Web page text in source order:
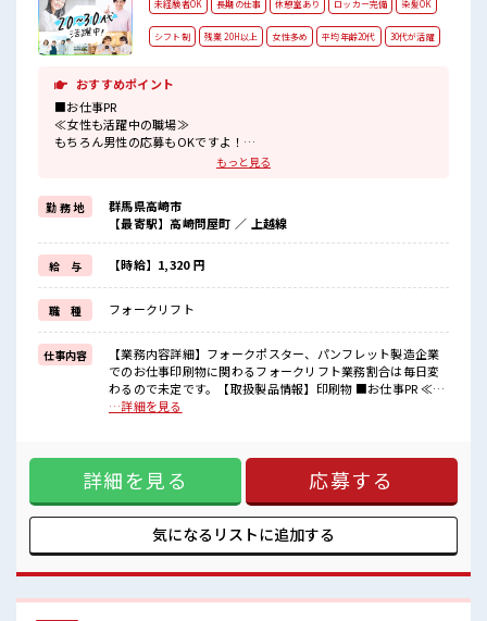
未経験者OK 長期の仕事 休憩室あり ロッカー完備 染髪OK
シフト制 残業 20H以上 女性多め 平均年齢20代 30代が活躍
おすすめポイント
■お仕事PR
≪女性も活躍中の職場≫
もちろん男性の応募もOKですよ！
残業は月20時間以上あります♪
≪髪型自由≫
基本的に髪色自由で明るすぎたり奇抜でなければOKです！
(規定有)≪未経験でも活躍できる≫
新しいことにチャレンジするのは不安だけど、
しっかり働く環境が整っています！
イチからスキルUP・ステップUP目指していきましょう！
≪自分に向いている仕事が探せる≫
困った事などがあれば、
担当がしっかりサポートします！
■職場の雰囲気
女性が多めの職場です♪
モチベーションもUP！
20代の若い世代がたくさん活躍中の活気ある職場！
もっと見る
勤 務 地
群馬県高崎市
【最寄駅】高崎問屋町 ／ 上越線
給 与 【時給】1,320 円
職 種 フォークリフト
仕事内容
【業務内容詳細】フォークポスター、パンフレット製造企業
でのお仕事印刷物に関わるフォークリフト業務割合は毎日変
わるので未定です。【取扱製品情報】印刷物 ■お仕事PR ≪女
性も活躍中の職場≫ もちろん男性の応募もOKですよ！ ≪残
ぎたり奇抜でなければOKです！ (規定有)≪未経験でも活躍で
きる≫ 新しいことにチャレンジするのは不安だけど、 しっか
り働く環境が整っています！ イチからスキルUP・ステップ
UP目指していきましょう！ ≪自分に向いている仕事が探せる
≫ 困った事などがあれば、 担当がしっかりサポートします！
■職場の雰囲気 女性が多めの職場です♪ 髪型・髪色自由♪ 派
い世代がたくさん活躍中の活気ある職場！
…詳細を見る
詳細を見る 応募する
気になるリストに追加する